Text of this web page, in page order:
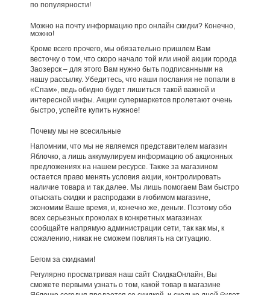
по популярности!
Можно на почту информацию про онлайн скидки? Конечно,
можно!
Кроме всего прочего, мы обязательно пришлем Вам
весточку о том, что скоро начало той или иной акции города
Заозерск – для этого Вам нужно быть подписанными на
нашу рассылку. Убедитесь, что наши послания не попали в
«Спам», ведь обидно будет лишиться такой важной и
интересной инфы. Акции супермаркетов пролетают очень
быстро, успейте купить нужное!
Почему мы не всесильные
Напомним, что мы не являемся представителем магазин
Яблочко, а лишь аккумулируем информацию об акционных
предложениях на нашем ресурсе. Также за магазином
остается право менять условия акции, контролировать
наличие товара и так далее. Мы лишь помогаем Вам быстро
отыскать скидки и распродажи в любимом магазине,
экономим Ваше время, и, конечно же, деньги. Поэтому обо
всех серьезных проколах в конкретных магазинах
сообщайте напрямую администрации сети, так как мы, к
сожалению, никак не сможем повлиять на ситуацию.
Бегом за скидками!
Регулярно просматривая наш сайт СкидкаОнлайн, Вы
сможете первыми узнать о том, какой товар в магазине